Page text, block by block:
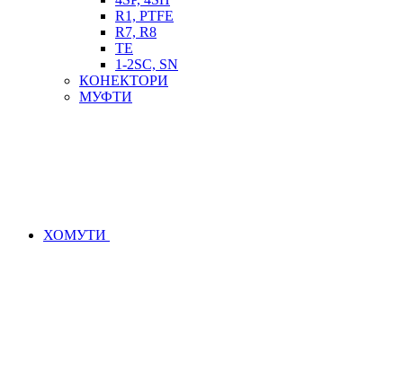
R1, PTFE
R7, R8
TE
1-2SC, SN
КОНЕКТОРИ
МУФТИ
ХОМУТИ